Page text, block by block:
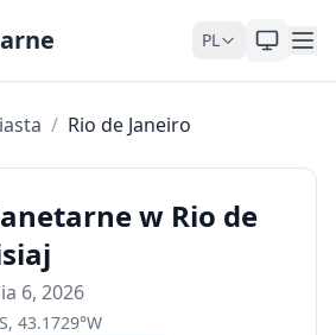
PL
/ Rio de Janeiro
w Rio de
6, 2026
S, 43.1729°W